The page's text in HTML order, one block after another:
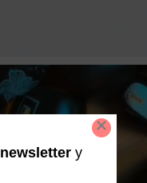
newslettery